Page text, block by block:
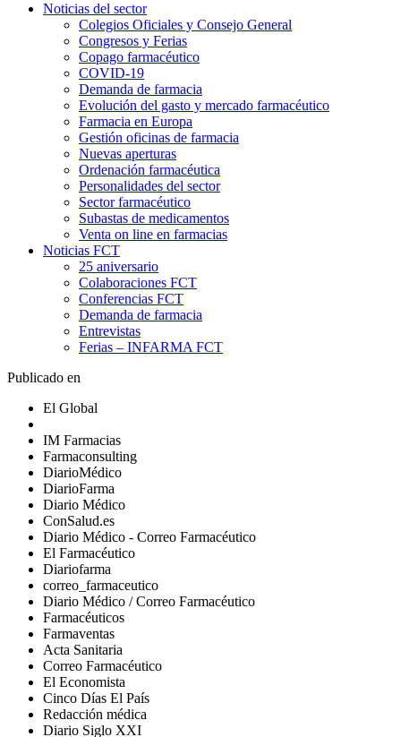
Noticias del sector
Colegios Oficiales y Consejo General
Congresos y Ferias
Copago farmacéutico
COVID-19
Demanda de farmacia
Evolución del gasto y mercado farmacéutico
Farmacia en Europa
Gestión oficinas de farmacia
Nuevas aperturas
Ordenación farmacéutica
Personalidades del sector
Sector farmacéutico
Subastas de medicamentos
Venta on line en farmacias
Noticias FCT
25 aniversario
Colaboraciones FCT
Conferencias FCT
Demanda de farmacia
Entrevistas
Ferias – INFARMA FCT
Publicado en
El Global
IM Farmacias
Farmaconsulting
DiarioMédico
DiarioFarma
Diario Médico
ConSalud.es
Diario Médico - Correo Farmacéutico
El Farmacéutico
Diariofarma
correo_farmaceutico
Diario Médico / Correo Farmacéutico
Farmacéuticos
Farmaventas
Acta Sanitaria
Correo Farmacéutico
El Economista
Cinco Días El País
Redacción médica
Diario Siglo XXI